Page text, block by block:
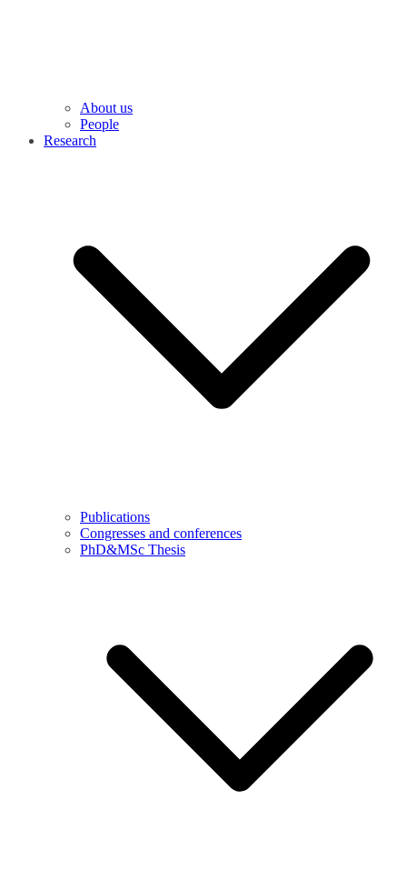
About us
People
Research
Publications
Congresses and conferences
PhD&MSc Thesis